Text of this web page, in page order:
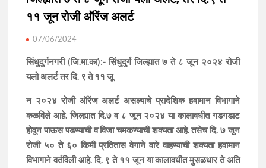
११ जून रोजी ऑरेंज अलर्ट
07/06/2024
सिंधुदुर्गनगरी (जि.मा.का):- सिंधुदुर्ग जिल्ह्यात ७ ते ८ जून २०२४ रोजी
यलो अलर्ट तर दि. ९ ते ११ जू
न २०२४ रोजी ऑरेंज अलर्ट असल्याचे प्रादेशिक हवामान विभागाने
कळविले आहे. जिल्ह्यात दि.७ व ८ जून २०२४ या कालावधीत गडगडाट
होवून पाऊस पडण्याची व विजा चमकण्याची शक्यता आहे. तसेच दि. ७ जून
रोजी ५० ते ६० किमी प्रतितास वेगाने वारे वाहण्याची शक्यता हवामान
विभागाने वर्तविली आहे. दि. ९ ते ११ जून या कालावधीत मुसळधार ते अति